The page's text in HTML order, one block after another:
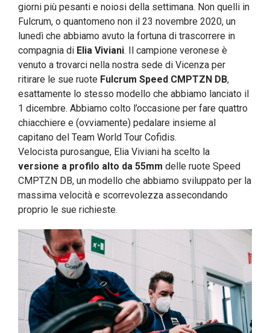
giorni più pesanti e noiosi della settimana. Non quelli in
Fulcrum, o quantomeno non il 23 novembre 2020, un
lunedì che abbiamo avuto la fortuna di trascorrere in
compagnia di Elia Viviani. Il campione veronese è
venuto a trovarci nella nostra sede di Vicenza per
ritirare le sue ruote Fulcrum Speed CMPTZN DB,
esattamente lo stesso modello che abbiamo lanciato il
1 dicembre. Abbiamo colto l’occasione per fare quattro
chiacchiere e (ovviamente) pedalare insieme al
capitano del Team World Tour Cofidis.
Velocista purosangue, Elia Viviani ha scelto la
versione a profilo alto da 55mm delle ruote Speed
CMPTZN DB, un modello che abbiamo sviluppato per la
massima velocità e scorrevolezza assecondando
proprio le sue richieste.